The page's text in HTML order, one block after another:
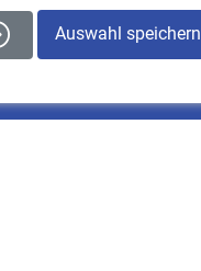
Auswahl speichern